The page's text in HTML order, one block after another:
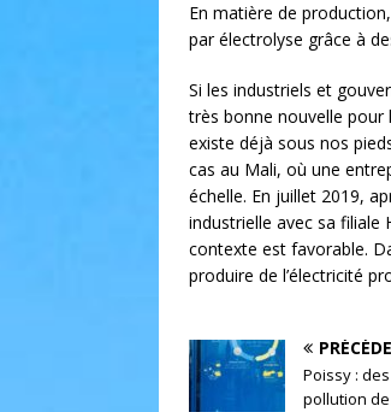
En matière de
par électrolyse grâce à
Si les industriels et
très bonne nouvelle pour
existe déjà sous nos
cas au Mali, où une
échelle. En juillet 2019,
industrielle avec sa filiale
contexte est favorable.
produire de l’électricité
Poissy :
pollution de